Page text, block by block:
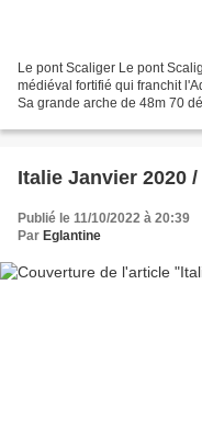
Le pont Scaliger Le pont
médiéval fortifié qui franchit
Sa grande arche de 48m 70
Italie Janvier 2020
Publié le 11/10/2022 à 20:39
Par Eglantine